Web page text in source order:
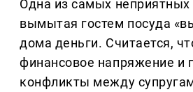
Одна из самых неприятных
вымытая гостем посуда
дома деньги. Считается,
финансовое напряжение и
конфликты между